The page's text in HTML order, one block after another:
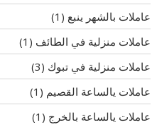
عاملات بالشهر ينبع (1)
عاملات منزلية في الطائف (1)
عاملات منزلية في تبوك (3)
عاملات يالساعة القصيم (1)
عاملات يالساعة بالخرج (1)